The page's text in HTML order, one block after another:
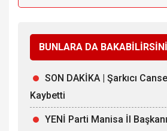
BUNLARA DA
SON DAKİKA | Şarkıcı
Kaybetti
YENİ Parti Manisa İl